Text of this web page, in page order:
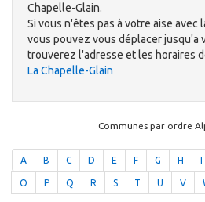
Chapelle-Glain.
Si vous n'êtes pas à votre aise avec
vous pouvez vous déplacer jusqu'a
trouverez l'adresse et les horaires
La Chapelle-Glain
Communes par ordre
A B C D E F G H
O P Q R S T U V